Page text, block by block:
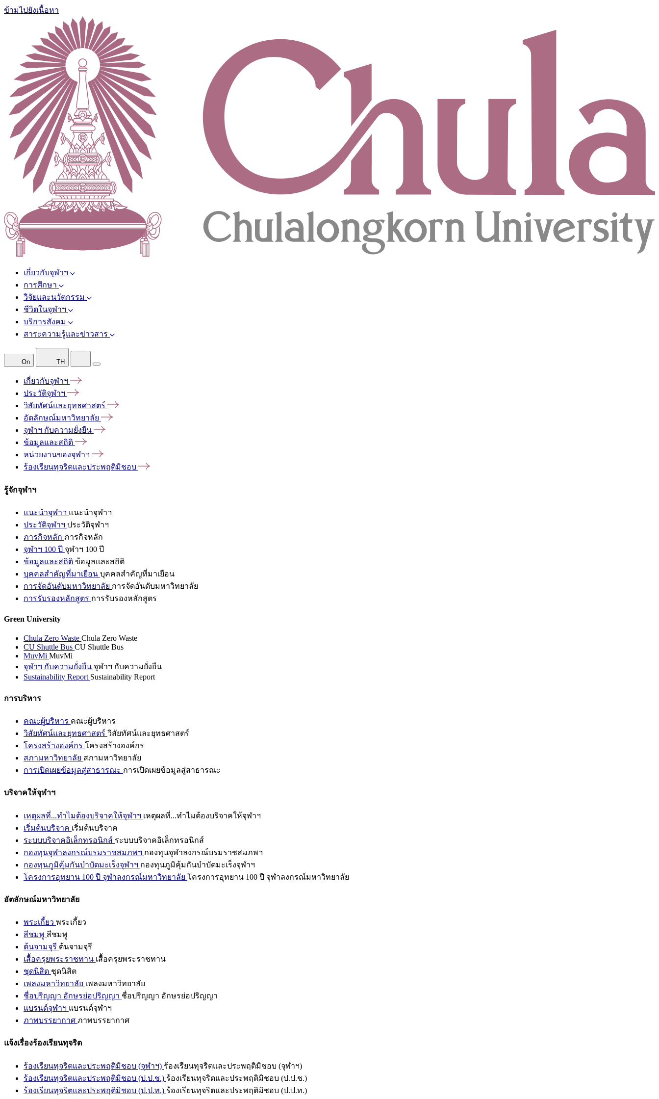
ข้ามไปยังเนื้อหา
เกี่ยวกับจุฬาฯ
การศึกษา
วิจัยและนวัตกรรม
ชีวิตในจุฬาฯ
บริการสังคม
สาระความรู้และข่าวสาร
On TH
เกี่ยวกับจุฬาฯ
ประวัติจุฬาฯ
วิสัยทัศน์และยุทธศาสตร์
อัตลักษณ์มหาวิทยาลัย
จุฬาฯ กับความยั่งยืน
ข้อมูลและสถิติ
หน่วยงานของจุฬาฯ
ร้องเรียนทุจริตและประพฤติมิชอบ
รู้จักจุฬาฯ
แนะนำจุฬาฯ แนะนำจุฬาฯ
ประวัติจุฬาฯ ประวัติจุฬาฯ
ภารกิจหลัก ภารกิจหลัก
จุฬาฯ 100 ปี จุฬาฯ 100 ปี
ข้อมูลและสถิติ ข้อมูลและสถิติ
บุคคลสำคัญที่มาเยือน บุคคลสำคัญที่มาเยือน
การจัดอันดับมหาวิทยาลัย การจัดอันดับมหาวิทยาลัย
การรับรองหลักสูตร การรับรองหลักสูตร
Green University
Chula Zero Waste Chula Zero Waste
CU Shuttle Bus CU Shuttle Bus
MuvMi MuvMi
จุฬาฯ กับความยั่งยืน จุฬาฯ กับความยั่งยืน
Sustainability Report Sustainability Report
การบริหาร
คณะผู้บริหาร คณะผู้บริหาร
วิสัยทัศน์และยุทธศาสตร์ วิสัยทัศน์และยุทธศาสตร์
โครงสร้างองค์กร โครงสร้างองค์กร
สภามหาวิทยาลัย สภามหาวิทยาลัย
การเปิดเผยข้อมูลสู่สาธารณะ การเปิดเผยข้อมูลสู่สาธารณะ
บริจาคให้จุฬาฯ
เหตุผลที่...ทำไมต้องบริจาคให้จุฬาฯ เหตุผลที่...ทำไมต้องบริจาคให้จุฬาฯ
เริ่มต้นบริจาค เริ่มต้นบริจาค
ระบบบริจาคอิเล็กทรอนิกส์ ระบบบริจาคอิเล็กทรอนิกส์
กองทุนจุฬาลงกรณ์บรมราชสมภพฯ กองทุนจุฬาลงกรณ์บรมราชสมภพฯ
กองทุนภูมิคุ้มกันบำบัดมะเร็งจุฬาฯ กองทุนภูมิคุ้มกันบำบัดมะเร็งจุฬาฯ
โครงการอุทยาน 100 ปี จุฬาลงกรณ์มหาวิทยาลัย โครงการอุทยาน 100 ปี จุฬาลงกรณ์มหาวิทยาลัย
อัตลักษณ์มหาวิทยาลัย
พระเกี้ยว พระเกี้ยว
สีชมพู สีชมพู
ต้นจามจุรี ต้นจามจุรี
เสื้อครุยพระราชทาน เสื้อครุยพระราชทาน
ชุดนิสิต ชุดนิสิต
เพลงมหาวิทยาลัย เพลงมหาวิทยาลัย
ชื่อปริญญา อักษรย่อปริญญา ชื่อปริญญา อักษรย่อปริญญา
แบรนด์จุฬาฯ แบรนด์จุฬาฯ
ภาพบรรยากาศ ภาพบรรยากาศ
แจ้งเรื่องร้องเรียนทุจริต
ร้องเรียนทุจริตและประพฤติมิชอบ (จุฬาฯ) ร้องเรียนทุจริตและประพฤติมิชอบ (จุฬาฯ)
ร้องเรียนทุจริตและประพฤติมิชอบ (ป.ป.ช.) ร้องเรียนทุจริตและประพฤติมิชอบ (ป.ป.ช.)
ร้องเรียนทุจริตและประพฤติมิชอบ (ป.ป.ท.) ร้องเรียนทุจริตและประพฤติมิชอบ (ป.ป.ท.)